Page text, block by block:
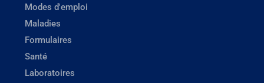
Modes d'emploi
Maladies
Formulaires
Santé
Laboratoires